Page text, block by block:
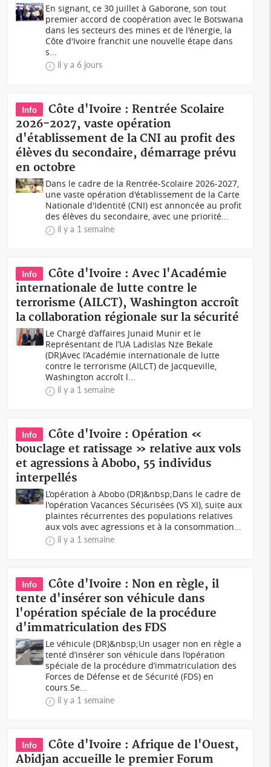
En signant, ce 30 juillet à Gaborone, son tout
premier accord de coopération avec le Botswana
dans les secteurs des mines et de l'énergie, la
Côte d'Ivoire franchit une nouvelle étape dans
s...
il y a 6 jours
Info
Côte d'Ivoire : Rentrée Scolaire
2026-2027, vaste opération
d'établissement de la CNI au profit des
élèves du secondaire, démarrage prévu
en octobre
Dans le cadre de la Rentrée-Scolaire 2026-2027,
une vaste opération d'établissement de la Carte
Nationale d'Identité (CNI) est annoncée au profit
des élèves du secondaire, avec une priorité...
il y a 1 semaine
Info
Côte d'Ivoire : Avec l'Académie
internationale de lutte contre le
terrorisme (AILCT), Washington accroît
la collaboration régionale sur la sécurité
Le Chargé d’affaires Junaid Munir et le
Représentant de l’UA Ladislas Nze Bekale
(DR)Avec l’Académie internationale de lutte
contre le terrorisme (AILCT) de Jacqueville,
Washington accroît l...
il y a 1 semaine
Info
Côte d'Ivoire : Opération «
bouclage et ratissage » relative aux vols
et agressions à Abobo, 55 individus
interpellés
L’opération à Abobo (DR)&nbsp;Dans le cadre de
l'opération Vacances Sécurisées (VS XI), suite aux
plaintes récurrentes des populations relatives
aux vols avec agressions et à la consommation...
il y a 1 semaine
Info
Côte d'Ivoire : Non en règle, il
tente d'insérer son véhicule dans
l'opération spéciale de la procédure
d'immatriculation des FDS
Le véhicule (DR)&nbsp;Un usager non en règle a
tenté d’insérer son véhicule dans l’opération
spéciale de la procédure d’immatriculation des
Forces de Défense et de Sécurité (FDS) en
cours.Se...
il y a 1 semaine
Info
Côte d'Ivoire : Afrique de l'Ouest,
Abidjan accueille le premier Forum